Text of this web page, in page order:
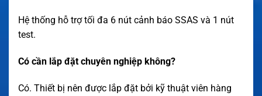
Hệ thống hỗ trợ tối đa 6 nút cảnh báo SSAS và 1 nút
test.
Có cần lắp đặt chuyên nghiệp không?
Có. Thiết bị nên được lắp đặt bởi kỹ thuật viên hàng